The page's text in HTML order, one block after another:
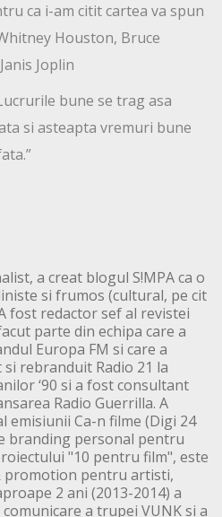
ca i-am citit cartea va spun
Houston, Bruce
Joplin
bune se trag asa
si asteapta vremuri bune
a creat blogul S!MPA ca o
si frumos (cultural, pe cit
fost redactor sef al revistei
parte din echipa care a
Europa FM si care a
rebranduit Radio 21 la
‘90 si a fost consultant
Radio Guerrilla. A
emisiunii Ca-n filme (Digi 24
branding personal pentru
"10 pentru film", este
promotion pentru artisti,
2 ani (2013-2014) a
a trupei VUNK si a